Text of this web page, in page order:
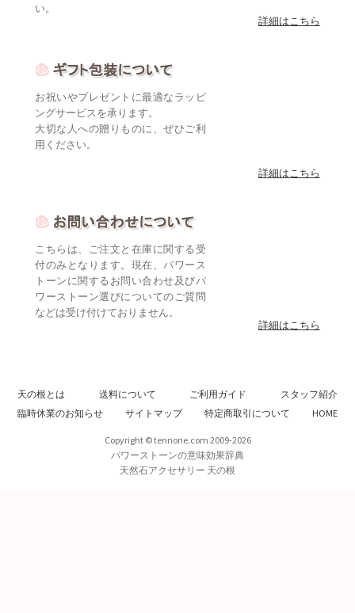
い。
詳細はこちら
お祝いやプレゼントに最適なラッピ
ングサービスを承ります。
大切な人への贈りものに、ぜひご利
用ください。
詳細はこちら
こちらは、ご注文と在庫に関する受
付のみとなります。現在、パワース
トーンに関するお問い合わせ及びパ
ワーストーン選びについてのご質問
などは受け付けておりません。
詳細はこちら
天の根とは 送料について ご利用ガイド
スタッフ紹介
臨時休業のお知らせ
サイトマップ 特定商取引について HOME
Copyright © tennone.com 2009-2026
パワーストーンの意味効果辞典
天然石アクセサリー 天の根